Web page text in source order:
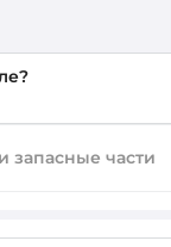
запасные части